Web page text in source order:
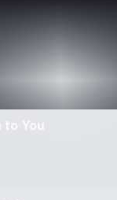
You